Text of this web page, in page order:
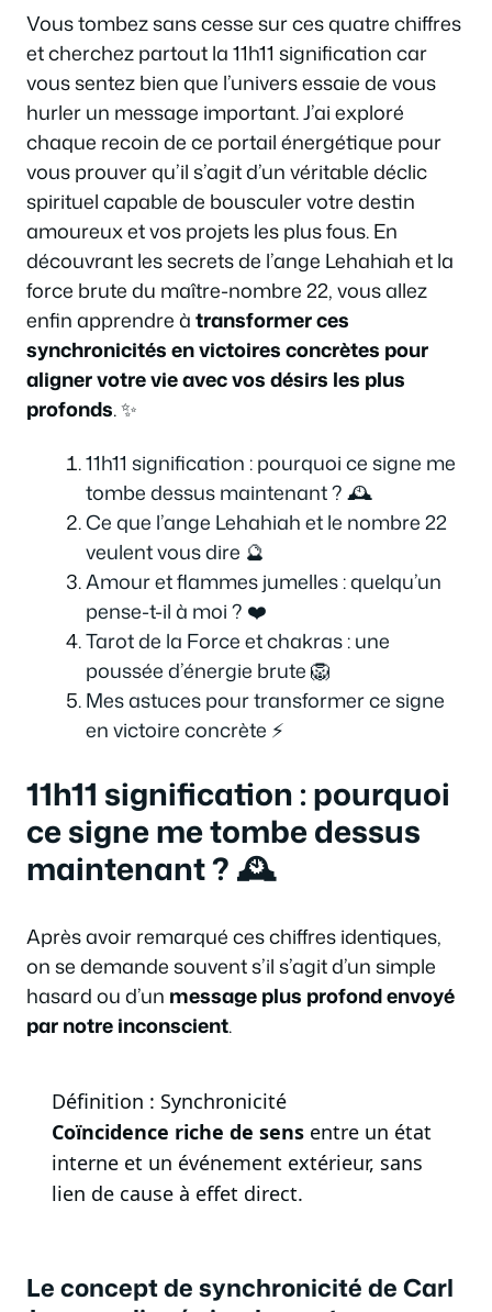
Vous tombez sans cesse sur ces quatre chiffres
et cherchez partout la 11h11 signification car
vous sentez bien que l’univers essaie de vous
hurler un message important. J’ai exploré
chaque recoin de ce portail énergétique pour
vous prouver qu’il s’agit d’un véritable déclic
spirituel capable de bousculer votre destin
amoureux et vos projets les plus fous. En
découvrant les secrets de l’ange Lehahiah et la
force brute du maître-nombre 22, vous allez
enfin apprendre àtransformer ces
synchronicités en victoires concrètes pour
aligner votre vie avec vos désirs les plus
profonds. ✨
11h11 signification : pourquoi ce signe me
tombe dessus maintenant ? 🕰️
Ce que l’ange Lehahiah et le nombre 22
veulent vous dire 🔮
Amour et flammes jumelles : quelqu’un
pense-t-il à moi ? ❤️
Tarot de la Force et chakras : une
poussée d’énergie brute 🦁
Mes astuces pour transformer ce signe
en victoire concrète ⚡
11h11 signification : pourquoi
ce signe me tombe dessus
maintenant ? 🕰️
Après avoir remarqué ces chiffres identiques,
on se demande souvent s’il s’agit d’un simple
hasard ou d’un message plus profond envoyé
par notre inconscient.
Définition : Synchronicité
Coïncidence riche de sensentre un état
interne et un événement extérieur, sans
lien de cause à effet direct.
Le concept de synchronicité de Carl